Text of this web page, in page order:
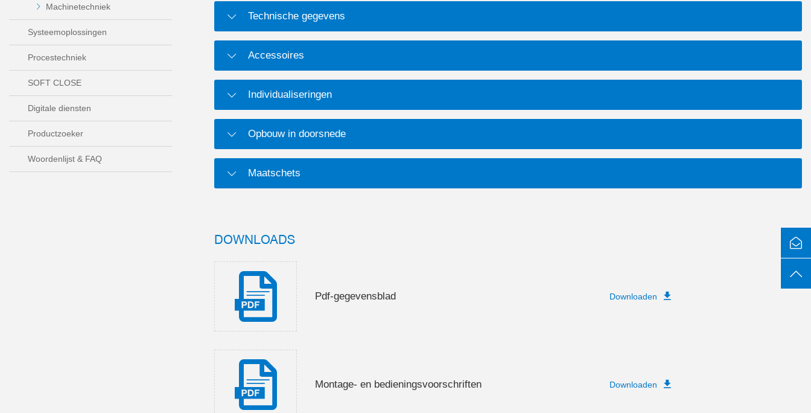
Machinetechniek
Systeemoplossingen
Procestechniek
SOFT CLOSE
Digitale diensten
Productzoeker
Woordenlijst & FAQ
Technische gegevens
Accessoires
Individualiseringen
Opbouw in doorsnede
Maatschets
DOWNLOADS
Pdf-gegevensblad Downloaden
Montage- en bedieningsvoorschriften Downloaden